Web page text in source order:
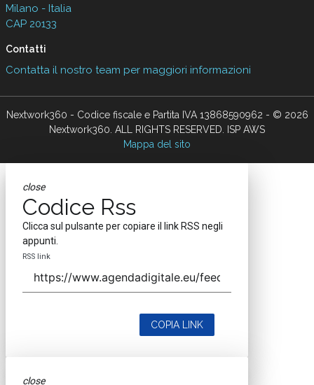
Milano - Italia
CAP 20133
Contatti
Contatta il nostro team per maggiori informazioni
Nextwork360 - Codice fiscale e Partita IVA 13868590962 - © 2026
Nextwork360. ALL RIGHTS RESERVED. ISP AWS
Mappa del sito
close
Codice Rss
Clicca sul pulsante per copiare il link RSS negli
appunti.
RSS link
COPIA LINK
close